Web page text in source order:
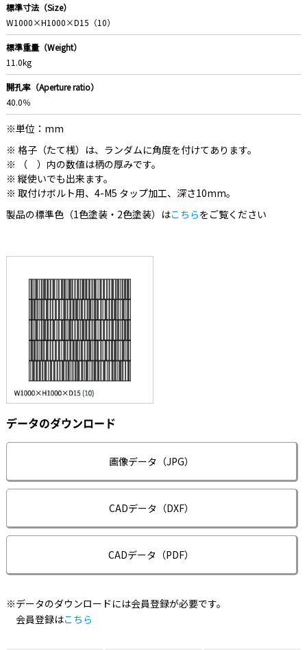
標準寸法（Size）
W1000×H1000×D15（10）
標準重量（Weight）
11.0kg
開孔率（Aperture ratio）
40.0％
※単位：mm
※ 格子（たて桟）は、ランダムに角度を付けてあります。
※ （ ）内の数値は柄の厚みです。
※ 縦使いでも出来ます。
※ 取付けボルト用、4-M5 タップ加工、深さ10mm。
製品の標準色（1色塗装・2色塗装）はこちらをご覧ください
データのダウンロード
画像データ（JPG）
CADデータ（DXF）
CADデータ（PDF）
※データのダウンロードには会員登録が必要です。
会員登録はこちら